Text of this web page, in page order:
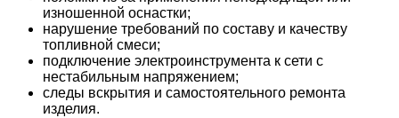
изношенной оснастки;
нарушение требований по составу и качеству
топливной смеси;
подключение электроинструмента к сети с
нестабильным напряжением;
следы вскрытия и самостоятельного ремонта
изделия.